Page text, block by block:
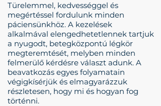
Türelemmel, kedvességgel és
megértéssel fordulunk minden
páciensünkhöz. A kezelések
alkalmával elengedhetetlennek tartjuk
a nyugodt, betegközpontú légkör
megteremtését, melyben minden
felmerülő kérdésre választ adunk. A
beavatkozás egyes folyamatain
végigkísérjük és elmagyarázzuk
részletesen, hogy mi és hogyan fog
történni.